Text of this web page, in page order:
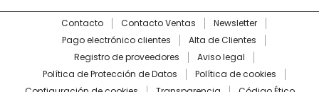
Contacto Contacto Ventas
Newsletter
Pago electrónico clientes
Alta de Clientes
Registro de proveedores
Aviso legal
Política de Protección de Datos
Política de cookies